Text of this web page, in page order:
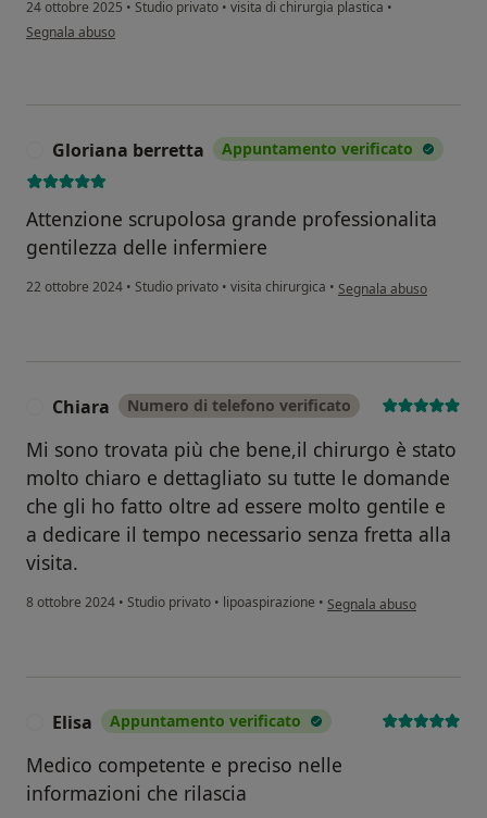
24 ottobre 2025 • Studio privato • visita di chirurgia plastica •
secondo l'opinione dell'utente Sabrina Tosonotti
Segnala abuso
Gloriana berretta Appuntamento verificato
Attenzione scrupolosa grande professionalita
gentilezza delle infermiere
22 ottobre 2024 • Studio privato • visita chirurgica • secondo l'opinione
Segnala abuso
Chiara Numero di telefono verificato
Mi sono trovata più che bene,il chirurgo è stato
molto chiaro e dettagliato su tutte le domande
che gli ho fatto oltre ad essere molto gentile e
a dedicare il tempo necessario senza fretta alla
visita.
8 ottobre 2024 • Studio privato • lipoaspirazione • secondo l'opinione
Segnala abuso
Elisa Appuntamento verificato
Medico competente e preciso nelle
informazioni che rilascia